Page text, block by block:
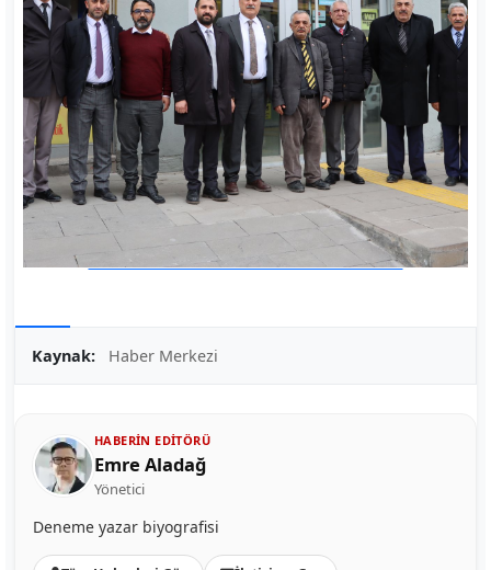
Kaynak: Haber Merkezi
HABERIN EDITÖRÜ
Emre Aladağ
Yönetici
Deneme yazar biyografisi